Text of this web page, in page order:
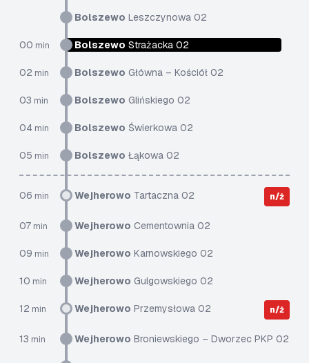
Bolszewo Leszczynowa 02
00 min Bolszewo Strażacka 02
02 min Bolszewo Główna – Kościół 02
03 min Bolszewo Glińskiego 02
04 min Bolszewo Świerkowa 02
05 min Bolszewo Łąkowa 02
06 min Wejherowo Tartaczna 02 n/ż
07 min Wejherowo Cementownia 02
09 min Wejherowo Karnowskiego 02
10 min Wejherowo Gulgowskiego 02
12 min Wejherowo Przemysłowa 02 n/ż
13 min Wejherowo Broniewskiego – Dworzec PKP 02